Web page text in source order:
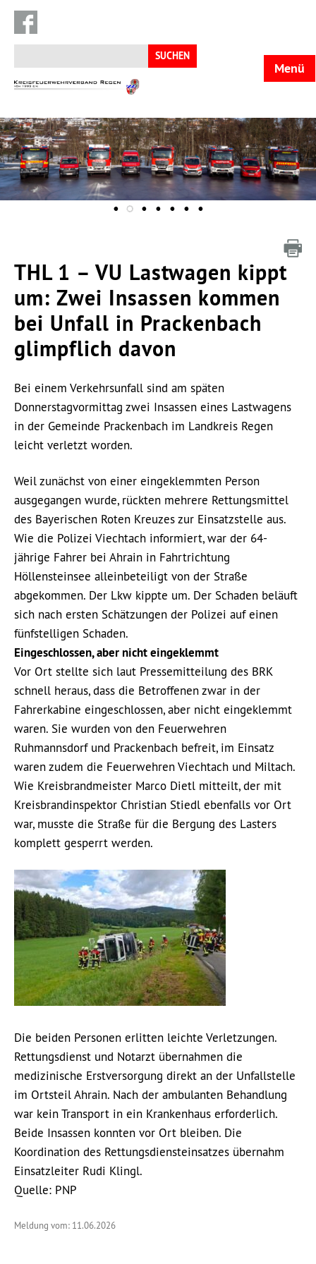
Suchen
nach:
KFV
Menü
THL 1 – VU Lastwagen kippt
um: Zwei Insassen kommen
bei Unfall in Prackenbach
glimpflich davon
Bei einem Verkehrsunfall sind am späten
Donnerstagvormittag zwei Insassen eines Lastwagens
in der Gemeinde Prackenbach im Landkreis Regen
leicht verletzt worden.
Weil zunächst von einer eingeklemmten Person
ausgegangen wurde, rückten mehrere Rettungsmittel
des Bayerischen Roten Kreuzes zur Einsatzstelle aus.
Wie die Polizei Viechtach informiert, war der 64-
jährige Fahrer bei Ahrain in Fahrtrichtung
Höllensteinsee alleinbeteiligt von der Straße
abgekommen. Der Lkw kippte um. Der Schaden beläuft
sich nach ersten Schätzungen der Polizei auf einen
fünfstelligen Schaden.
Eingeschlossen, aber nicht eingeklemmt
Vor Ort stellte sich laut Pressemitteilung des BRK
schnell heraus, dass die Betroffenen zwar in der
Fahrerkabine eingeschlossen, aber nicht eingeklemmt
waren. Sie wurden von den Feuerwehren
Ruhmannsdorf und Prackenbach befreit, im Einsatz
waren zudem die Feuerwehren Viechtach und Miltach.
Wie Kreisbrandmeister Marco Dietl mitteilt, der mit
Kreisbrandinspektor Christian Stiedl ebenfalls vor Ort
war, musste die Straße für die Bergung des Lasters
komplett gesperrt werden.
Die beiden Personen erlitten leichte Verletzungen.
Rettungsdienst und Notarzt übernahmen die
medizinische Erstversorgung direkt an der Unfallstelle
im Ortsteil Ahrain. Nach der ambulanten Behandlung
war kein Transport in ein Krankenhaus erforderlich.
Beide Insassen konnten vor Ort bleiben. Die
Koordination des Rettungsdiensteinsatzes übernahm
Einsatzleiter Rudi Klingl.
Quelle: PNP
Meldung vom: 11.06.2026